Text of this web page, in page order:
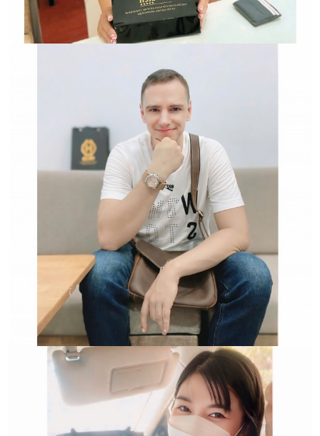
Hwatch Chuyên Nhập khẩu Và Phân Phối Các Loại
Đồng Hồ Chính Hãng
Trường hợp không chấp
nhận đổi hoặc trả sản
phẩm: